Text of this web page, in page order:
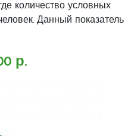
количество условных
Данный показатель
р.